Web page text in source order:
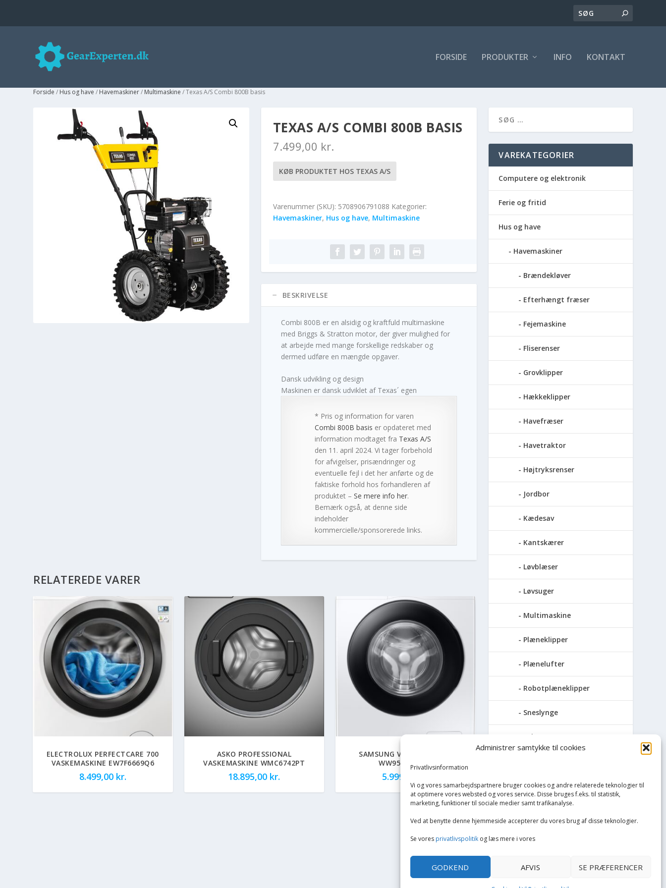
Administrer samtykke til cookies
Privatlivsinformation
Vi og vores samarbejdspartnere bruger cookies og andre relaterede teknologier til
at optimere vores websted og vores service. Disse bruges f.eks. til statistik,
marketing, funktioner til sociale medier samt trafikanalyse.
Ved at benytte denne hjemmeside accepterer du vores brug af disse teknologier.
Se vores privatlivspolitik og læs mere i vores
GODKEND AFVIS SE PRÆFERENCER
FORSIDE PRODUKTER INFO KONTAKT
Forside / Hus og have / Havemaskiner/ Multimaskine / Texas A/S Combi 800B basis
TEXAS A/S COMBI 800B BASIS
7.499,00 kr.
KØB PRODUKTET HOS TEXAS A/S
Varenummer (SKU): 5708906791088 Kategorier:
Havemaskiner, Hus og have, Multimaskine
BESKRIVELSE
Combi 800B er en alsidig og kraftfuld multimaskine
med Briggs & Stratton motor, der giver mulighed for
at arbejde med mange forskellige redskaber og
dermed udføre en mængde opgaver.
Dansk udvikling og design
Maskinen er dansk udviklet af Texas´ egen
* Pris og information for varen
Combi 800B basis er opdateret med
information modtaget fra Texas A/S
den 11. april 2024. Vi tager forbehold
for afvigelser, prisændringer og
eventuelle fejl i det her anførte og de
faktiske forhold hos forhandleren af
produktet – Se mere info her.
Bemærk også, at denne side
indeholder
kommercielle/sponsorerede links.
RELATEREDE VARER
ELECTROLUX PERFECTCARE 700
VASKEMASKINE EW7F6669Q6
8.499,00 kr.
ASKO PROFESSIONAL
VASKEMASKINE WMC6742PT
18.895,00 kr.
SAMSUNG VASKEMASKINE
WW95TA047AE
5.999,00
VAREKATEGORIER
Computere og elektronik
Ferie og fritid
Hus og have
Havemaskiner
Brændekløver
Efterhængt fræser
Fejemaskine
Fliserenser
Grovklipper
Hækkeklipper
Havefræser
Havetraktor
Højtryksrenser
Jordbor
Kædesav
Kantskærer
Løvblæser
Løvsuger
Multimaskine
Plæneklipper
Plænelufter
Robotplæneklipper
Sneslynge
Trimmersnøre
Køkken